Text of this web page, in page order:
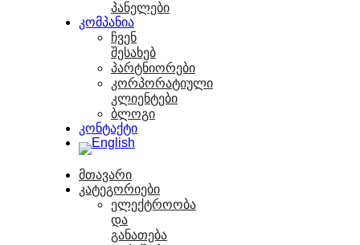
პანელები
კომპანია
ჩვენ
შესახებ
პარტნიორები
კორპორატიული
კლიენტები
ბლოგი
კონტაქტი
მთავარი
კატეგორიები
ელექტროობა
და
განათება